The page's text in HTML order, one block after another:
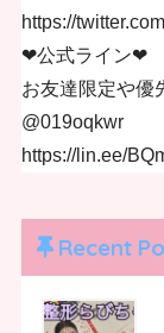
https://
❤︎公式ライン❤︎
お友達限定や優
@019oqkwr
https://lin.ee/
Recent